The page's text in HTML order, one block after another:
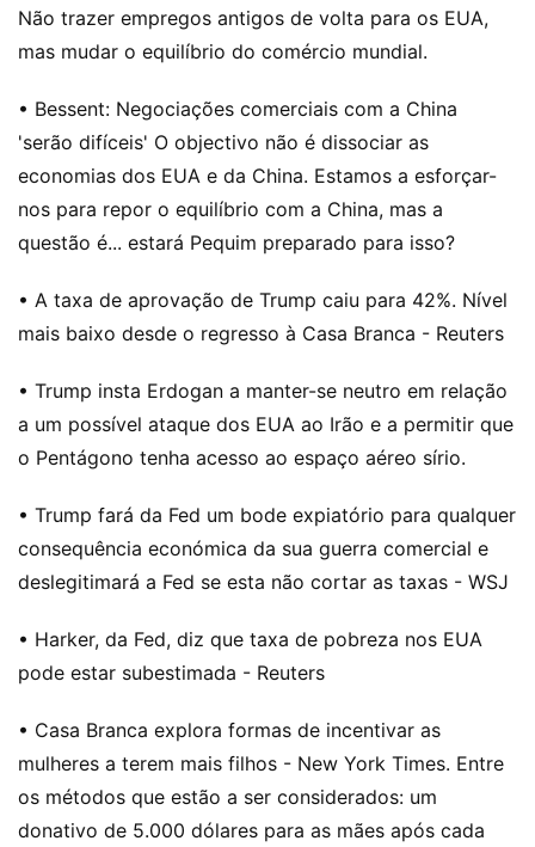
Não trazer empregos antigos de volta para os EUA,
mas mudar o equilíbrio do comércio mundial.
• Bessent: Negociações comerciais com a China
'serão difíceis' O objectivo não é dissociar as
economias dos EUA e da China. Estamos a esforçar-
nos para repor o equilíbrio com a China, mas a
questão é... estará Pequim preparado para isso?
• A taxa de aprovação de Trump caiu para 42%. Nível
mais baixo desde o regresso à Casa Branca - Reuters
• Trump insta Erdogan a manter-se neutro em relação
a um possível ataque dos EUA ao Irão e a permitir que
o Pentágono tenha acesso ao espaço aéreo sírio.
• Trump fará da Fed um bode expiatório para qualquer
consequência económica da sua guerra comercial e
deslegitimará a Fed se esta não cortar as taxas - WSJ
• Harker, da Fed, diz que taxa de pobreza nos EUA
pode estar subestimada - Reuters
• Casa Branca explora formas de incentivar as
mulheres a terem mais filhos - New York Times. Entre
os métodos que estão a ser considerados: um
donativo de 5.000 dólares para as mães após cada